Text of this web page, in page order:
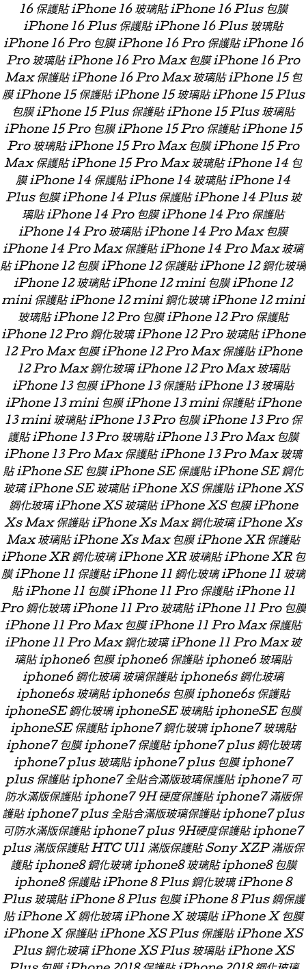
16 保護貼 iPhone 16 玻璃貼 iPhone 16 Plus 包膜
iPhone 16 Plus 保護貼 iPhone 16 Plus 玻璃貼
iPhone 16 Pro 包膜 iPhone 16 Pro 保護貼 iPhone 16
Pro 玻璃貼 iPhone 16 Pro Max 包膜 iPhone 16 Pro
Max 保護貼 iPhone 16 Pro Max 玻璃貼 iPhone 15 包
膜 iPhone 15 保護貼 iPhone 15 玻璃貼 iPhone 15 Plus
包膜 iPhone 15 Plus 保護貼 iPhone 15 Plus 玻璃貼
iPhone 15 Pro 包膜 iPhone 15 Pro 保護貼 iPhone 15
Pro 玻璃貼 iPhone 15 Pro Max 包膜 iPhone 15 Pro
Max 保護貼 iPhone 15 Pro Max 玻璃貼 iPhone 14 包
膜 iPhone 14 保護貼 iPhone 14 玻璃貼 iPhone 14
Plus 包膜 iPhone 14 Plus 保護貼 iPhone 14 Plus 玻
璃貼 iPhone 14 Pro 包膜 iPhone 14 Pro 保護貼
iPhone 14 Pro 玻璃貼 iPhone 14 Pro Max 包膜
iPhone 14 Pro Max 保護貼 iPhone 14 Pro Max 玻璃
貼 iPhone 12 包膜 iPhone 12 保護貼 iPhone 12 鋼化玻璃
iPhone 12 玻璃貼 iPhone 12 mini 包膜 iPhone 12
mini 保護貼 iPhone 12 mini 鋼化玻璃 iPhone 12 mini
玻璃貼 iPhone 12 Pro 包膜 iPhone 12 Pro 保護貼
iPhone 12 Pro 鋼化玻璃 iPhone 12 Pro 玻璃貼 iPhone
12 Pro Max 包膜 iPhone 12 Pro Max 保護貼 iPhone
12 Pro Max 鋼化玻璃 iPhone 12 Pro Max 玻璃貼
iPhone 13 包膜 iPhone 13 保護貼 iPhone 13 玻璃貼
iPhone 13 mini 包膜 iPhone 13 mini 保護貼 iPhone
13 mini 玻璃貼 iPhone 13 Pro 包膜 iPhone 13 Pro 保
護貼 iPhone 13 Pro 玻璃貼 iPhone 13 Pro Max 包膜
iPhone 13 Pro Max 保護貼 iPhone 13 Pro Max 玻璃
貼 iPhone SE 包膜 iPhone SE 保護貼 iPhone SE 鋼化
玻璃 iPhone SE 玻璃貼 iPhone XS 保護貼 iPhone XS
鋼化玻璃 iPhone XS 玻璃貼 iPhone XS 包膜 iPhone
Xs Max 保護貼 iPhone Xs Max 鋼化玻璃 iPhone Xs
Max 玻璃貼 iPhone Xs Max 包膜 iPhone XR 保護貼
iPhone XR 鋼化玻璃 iPhone XR 玻璃貼 iPhone XR 包
膜 iPhone 11 保護貼 iPhone 11 鋼化玻璃 iPhone 11 玻璃
貼 iPhone 11 包膜 iPhone 11 Pro 保護貼 iPhone 11
Pro 鋼化玻璃 iPhone 11 Pro 玻璃貼 iPhone 11 Pro 包膜
iPhone 11 Pro Max 包膜 iPhone 11 Pro Max 保護貼
iPhone 11 Pro Max 鋼化玻璃 iPhone 11 Pro Max 玻
璃貼 iphone6 包膜 iphone6 保護貼 iphone6 玻璃貼
iphone6 鋼化玻璃 玻璃保護貼 iphone6s 鋼化玻璃
iphone6s 玻璃貼 iphone6s 包膜 iphone6s 保護貼
iphoneSE 鋼化玻璃 iphoneSE 玻璃貼 iphoneSE 包膜
iphoneSE 保護貼 iphone7 鋼化玻璃 iphone7 玻璃貼
iphone7 包膜 iphone7 保護貼 iphone7 plus 鋼化玻璃
iphone7 plus 玻璃貼 iphone7 plus 包膜 iphone7
plus 保護貼 iphone7 全貼合滿版玻璃保護貼 iphone7 可
防水滿版保護貼 iphone7 9H 硬度保護貼 iphone7 滿版保
護貼 iphone7 plus 全貼合滿版玻璃保護貼 iphone7 plus
可防水滿版保護貼 iphone7 plus 9H硬度保護貼 iphone7
plus 滿版保護貼 HTC U11 滿版保護貼 Sony XZP 滿版保
護貼 iphone8 鋼化玻璃 iphone8 玻璃貼 iphone8 包膜
iphone8 保護貼 iPhone 8 Plus 鋼化玻璃 iPhone 8
Plus 玻璃貼 iPhone 8 Plus 包膜 iPhone 8 Plus 鋼保護
貼 iPhone X 鋼化玻璃 iPhone X 玻璃貼 iPhone X 包膜
iPhone X 保護貼 iPhone XS Plus 保護貼 iPhone XS
Plus 鋼化玻璃 iPhone XS Plus 玻璃貼 iPhone XS